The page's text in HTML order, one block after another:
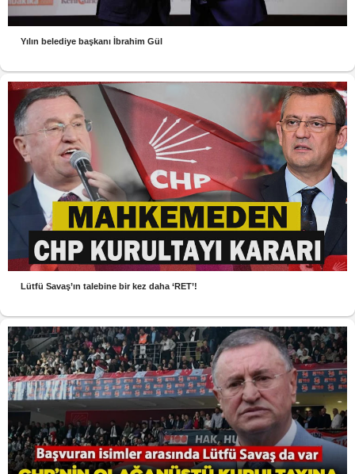
Yılın belediye başkanı İbrahim Gül
Lütfü Savaş’ın talebine bir kez daha ‘RET’!